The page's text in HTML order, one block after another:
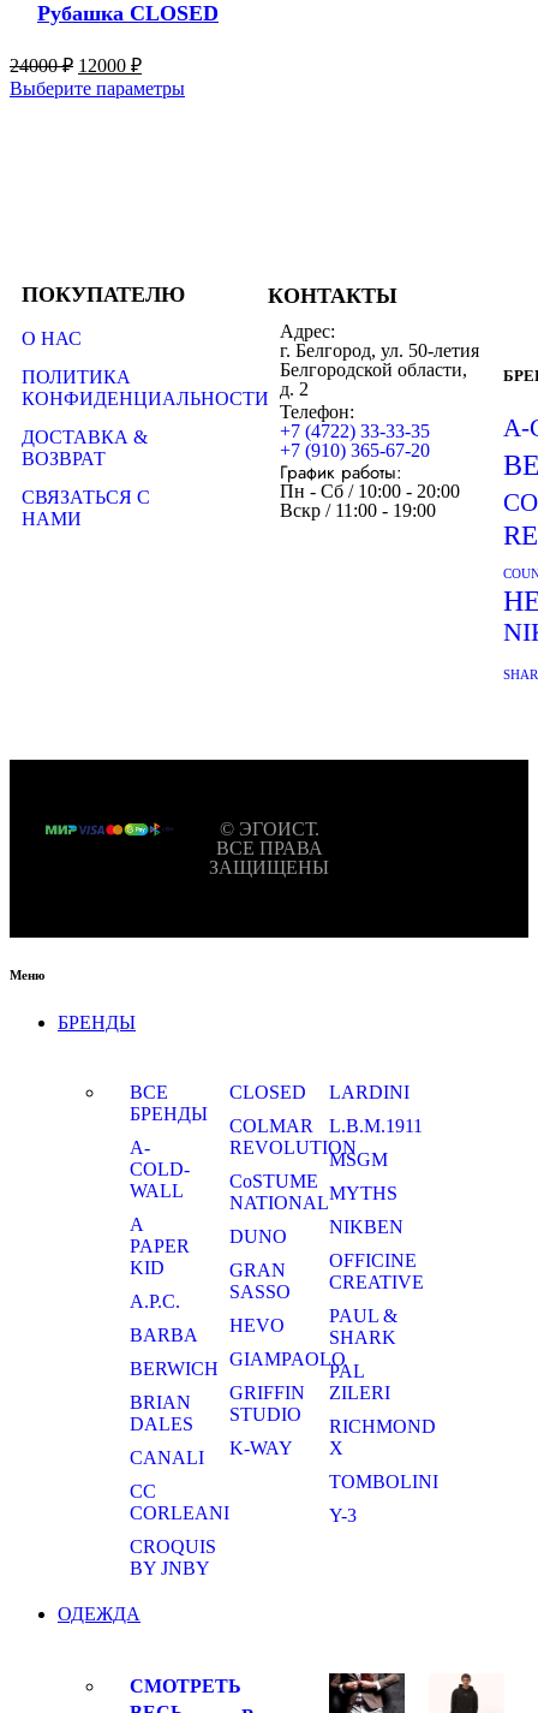
Рубашка CLOSED
24000₽ 12000 ₽
Выберите параметры
ПОКУПАТЕЛЮ
О НАС
ПОЛИТИКА
КОНФИДЕНЦИАЛЬНОСТИ
ДОСТАВКА &
ВОЗВРАТ
СВЯЗАТЬСЯ С
НАМИ
КОНТАКТЫ
Адрес:
г. Белгород, ул. 50-летия
Белгородской области,
д. 2
Телефон:
+7 (4722) 33-33-35
+7 (910) 365-67-20
График работы:
Пн - Сб / 10:00 - 20:00
Вскр / 11:00 - 19:00
A-
© ЭГОИСТ.
ВСЕ ПРАВА
ЗАЩИЩЕНЫ
Меню
БРЕНДЫ
ВСЕ
БРЕНДЫ
A-
COLD-
WALL
A
PAPER
KID
A.P.C.
BARBA
BERWICH
BRIAN
DALES
CANALI
CC
CORLEANI
CROQUIS
BY JNBY
CLOSED
COLMAR
REVOLUTION
CoSTUME
NATIONAL
DUNO
GRAN
SASSO
HEVO
GIAMPAOLO
GRIFFIN
STUDIO
K-WAY
LARDINI
L.B.M.1911
MSGM
MYTHS
NIKBEN
OFFICINE
CREATIVE
PAUL &
SHARK
PAL
ZILERI
RICHMOND
X
TOMBOLINI
Y-3
ОДЕЖДА
СМОТРЕТЬ